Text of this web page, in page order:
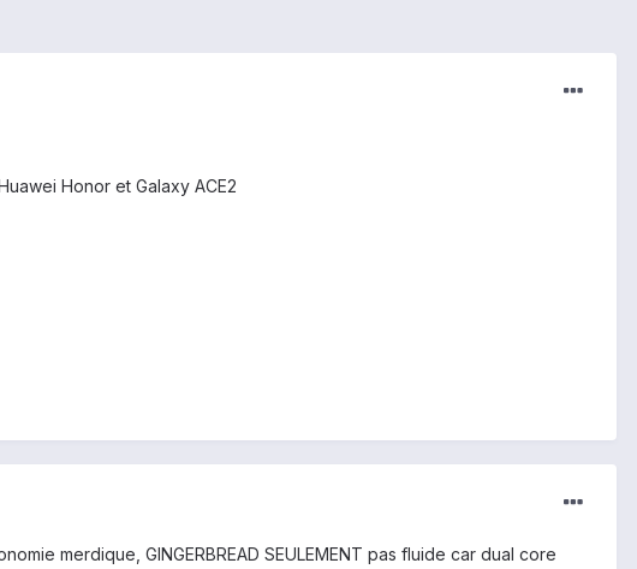
Honor et Galaxy ACE2
merdique, GINGERBREAD SEULEMENT pas fluide car dual core